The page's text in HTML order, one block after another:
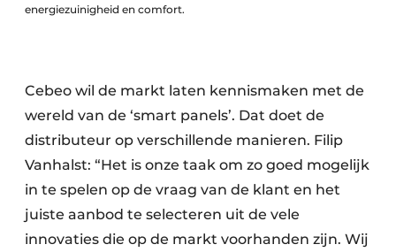
energiezuinigheid en comfort.
Cebeo wil de markt laten kennismaken met de
wereld van de ‘smart panels’. Dat doet de
distributeur op verschillende manieren. Filip
Vanhalst: “Het is onze taak om zo goed mogelijk
in te spelen op de vraag van de klant en het
juiste aanbod te selecteren uit de vele
innovaties die op de markt voorhanden zijn. Wij